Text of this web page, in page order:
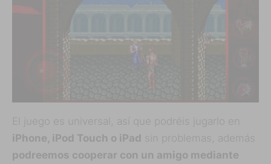
El juego es universal, así que podréis jugarlo en
iPhone, iPod Touch o iPad sin problemas, además
podreemos cooperar con un amigo mediante